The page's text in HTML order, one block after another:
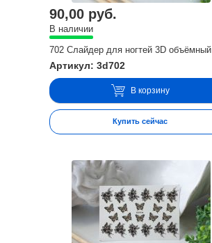
90,00 руб.
В наличии
702 Слайдер для ногтей 3D объёмный
Артикул: 3d702
В корзину
Купить сейчас